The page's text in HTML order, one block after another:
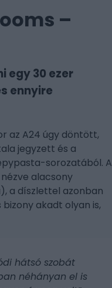
–
egy 30 ezer
ennyire
az A24 úgy döntött,
jegyzett és a
sorozatából. A
alacsony
a díszlettel azonban
akadt olyan is,
hátsó szobát
néhányan el is